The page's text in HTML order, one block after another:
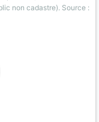
non cadastre). Source :